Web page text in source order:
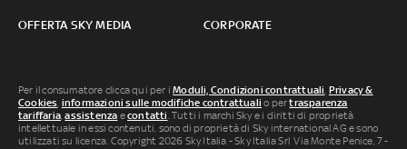
OFFERTA SKY MEDIA CORPORATE
Per il consumatore clicca qui per iModuli, Condizioni contrattuali, Privacy &
Cookies, informazioni sulle modifiche contrattuali o pertrasparenza
tariffaria,assistenza econtatti. Tutti i marchi Sky e i diritti di proprietà
intellettuale in essi contenuti, sono di proprietà di Sky international AG e sono
utilizzati su licenza. Copyright 2026 Sky Italia - Sky Italia Srl Via Monte Penice, 7 -